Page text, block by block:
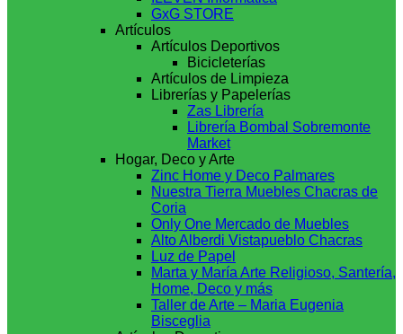
GxG STORE
Artículos
Artículos Deportivos
Bicicleterías
Artículos de Limpieza
Librerías y Papelerías
Zas Librería
Librería Bombal Sobremonte
Market
Hogar, Deco y Arte
Zinc Home y Deco Palmares
Nuestra Tierra Muebles Chacras de
Coria
Only One Mercado de Muebles
Alto Alberdi Vistapueblo Chacras
Luz de Papel
Marta y María Arte Religioso, Santería,
Home, Deco y más
Taller de Arte – Maria Eugenia
Bisceglia